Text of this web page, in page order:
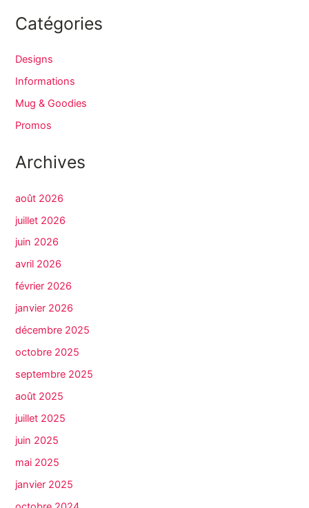
Catégories
Designs
Informations
Mug & Goodies
Promos
Archives
août 2026
juillet 2026
juin 2026
avril 2026
février 2026
janvier 2026
décembre 2025
octobre 2025
septembre 2025
août 2025
juillet 2025
juin 2025
mai 2025
janvier 2025